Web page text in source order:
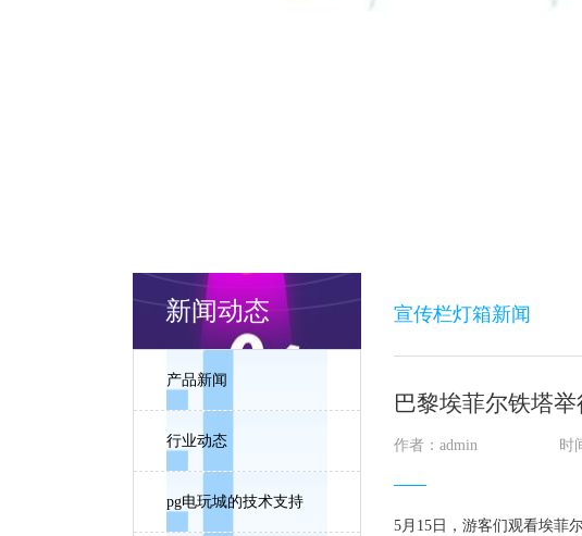
新闻动态
产品新闻
行业动态
pg电玩城的技术支持
宣传栏灯箱新闻
巴黎埃菲尔铁塔
作者：admin 时
5月15日，游客们观看埃菲